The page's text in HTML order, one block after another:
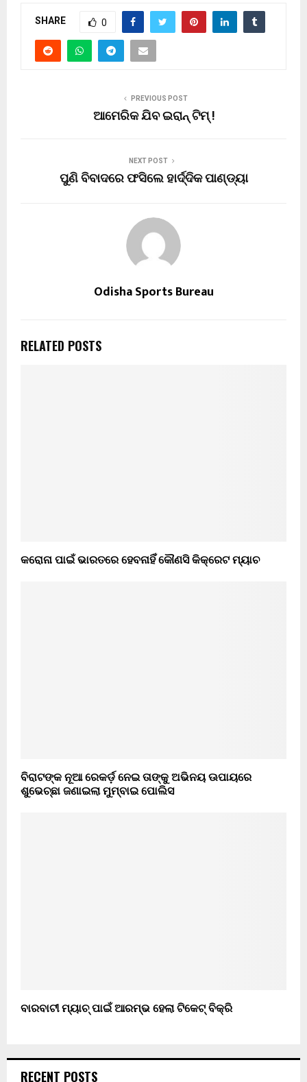
SHARE 0
PREVIOUS POST
ଆମେରିକ ଯିବ ଇରାନ୍ ଟିମ୍ !
NEXT POST
ପୁଣି ବିବାଦରେ ଫସିଲେ ହାର୍ଦ୍ଦିକ ପାଣ୍ଡ୍ୟା
Odisha Sports Bureau
RELATED POSTS
କରୋନା ପାଇଁ ଭାରତରେ ହେବନାହିଁ କୌଣସି କିକ୍ରେଟ ମ୍ୟାଚ
ବିରାଟଙ୍କ ନୂଆ ରେକର୍ଡ଼ ନେଇ ତାଙ୍କୁ ଅଭିନୟ ଊପାୟରେ
ଶୁଭେଚ୍ଛା ଜଣାଇଲା ମୁମ୍ବାଇ ପୋଲିସ
ବାରବାଟୀ ମ୍ୟାଚ୍ ପାଇଁ ଆରମ୍ଭ ହେଲା ଟିକେଟ୍ ବିକ୍ରି
RECENT POSTS